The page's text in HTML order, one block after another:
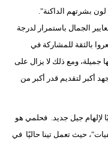
بشرتهم الداكنة".
الجمال باستمرار لدرجة
بالثقة للمشاركة في
جميلة، ومع ذلك لا يزال على
أكبر لتقديم قدر أكبر من
لإلهام جيل جديد. فحلمي هو
حيث تعمل تينا حاليًا في